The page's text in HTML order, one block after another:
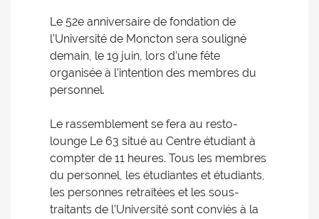
Le 52e anniversaire de fondation de
l’Université de Moncton sera souligné
demain, le 19 juin, lors d’une fête
organisée à l’intention des membres du
personnel.
Le rassemblement se fera au resto-
lounge Le 63 situé au Centre étudiant à
compter de 11 heures. Tous les membres
du personnel, les étudiantes et étudiants,
les personnes retraitées et les sous-
traitants de l’Université sont conviés à la